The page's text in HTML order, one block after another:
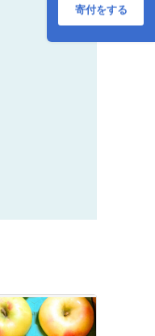
か月 3ヵ月 3カ月 3
ケ月 [先行予約 しな
寄付をする